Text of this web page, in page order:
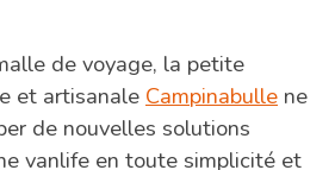
de voyage, la petite
et artisanale Campinabulle ne
de nouvelles solutions
vanlife en toute simplicité et